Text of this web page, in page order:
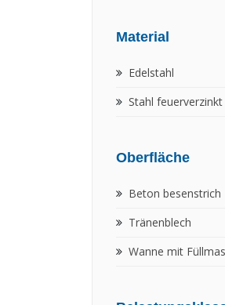
Material
Edelstahl
Stahl feuerverzinkt
Oberfläche
Beton besenstrich
Tränenblech
Wanne mit